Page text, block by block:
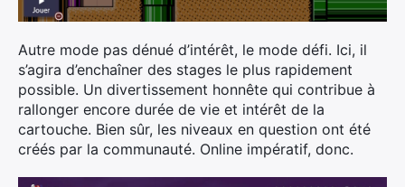
Autre mode pas dénué d’intérêt, le mode défi. Ici, il
s’agira d’enchaîner des stages le plus rapidement
possible. Un divertissement honnête qui contribue à
rallonger encore durée de vie et intérêt de la
cartouche. Bien sûr, les niveaux en question ont été
créés par la communauté. Online impératif, donc.